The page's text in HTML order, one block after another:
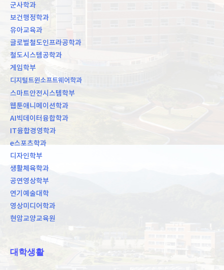
군사학과
보건행정학과
유아교육과
글로벌철도인프라공학과
철도시스템공학과
게임학부
디지털트윈소프트웨어학과
스마트안전시스템학부
웹툰애니메이션학과
AI빅데이터융합학과
IT융합경영학과
e스포츠학과
디자인학부
생활체육학과
공연영상학부
연기예술대학
영상미디어학과
현암교양교육원
대학생활